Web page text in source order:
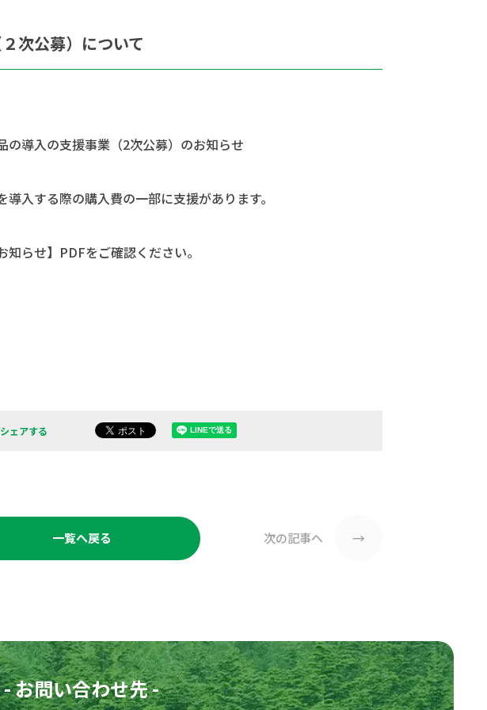
次公募）について
の導入の支援事業（2次公募）のお知らせ
入する際の購入費の一部に支援があります。
らせ】PDFをご確認ください。
ェアする
一覧へ戻る 次の記事へ →
- お問い合わせ先 -